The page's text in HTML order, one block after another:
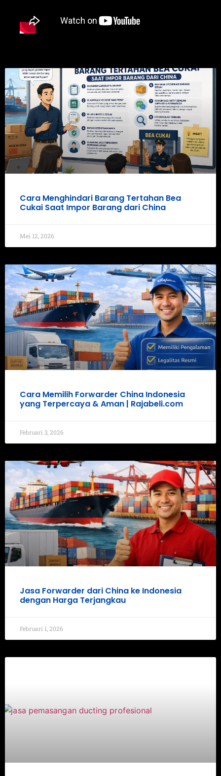
Cara Menghindari Barang Tertahan Bea
Cukai Saat Impor Barang dari China
Mei 12, 2026
Cara Memilih Forwarder China Indonesia
yang Terpercaya & Aman | Rajabeli.com
Februari 3, 2026
Jasa Forwarder dari China ke Indonesia
dengan Harga Terjangkau
Februari 1, 2026